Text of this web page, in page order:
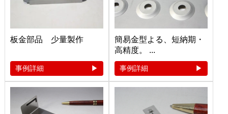
板金部品 少量製作
事例詳細
簡易金型よる、短納期・
高精度。 ...
事例詳細